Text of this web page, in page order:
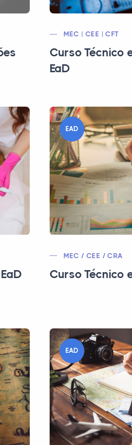
MEC | CEE | CFT
Curso Técnico
EaD
EAD
MEC / CEE / CRA
Curso Técnico
EAD